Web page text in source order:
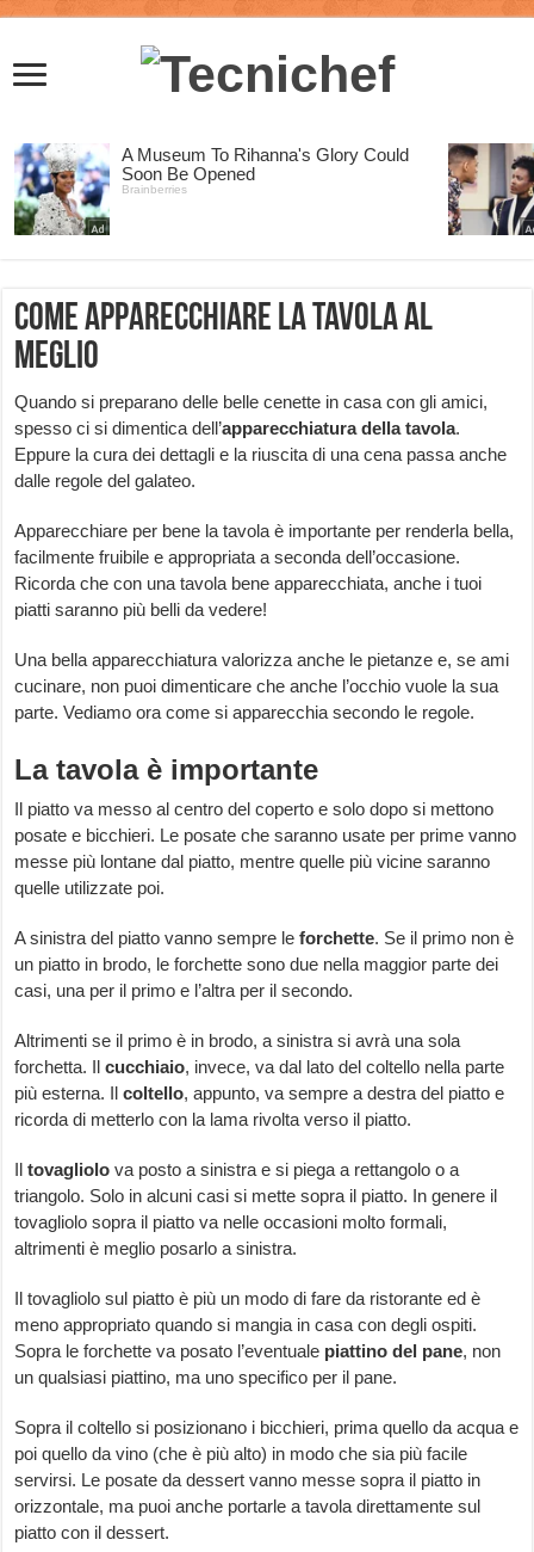
Come apparecchiare la tavola al
meglio
Quando si preparano delle belle cenette in casa con gli amici,
spesso ci si dimentica dell’apparecchiatura della tavola.
Eppure la cura dei dettagli e la riuscita di una cena passa anche
dalle regole del galateo.
Apparecchiare per bene la tavola è importante per renderla bella,
facilmente fruibile e appropriata a seconda dell’occasione.
Ricorda che con una tavola bene apparecchiata, anche i tuoi
piatti saranno più belli da vedere!
Una bella apparecchiatura valorizza anche le pietanze e, se ami
cucinare, non puoi dimenticare che anche l’occhio vuole la sua
parte. Vediamo ora come si apparecchia secondo le regole.
La tavola è importante
Il piatto va messo al centro del coperto e solo dopo si mettono
posate e bicchieri. Le posate che saranno usate per prime vanno
messe più lontane dal piatto, mentre quelle più vicine saranno
quelle utilizzate poi.
A sinistra del piatto vanno sempre leforchette. Se il primo non è
un piatto in brodo, le forchette sono due nella maggior parte dei
casi, una per il primo e l’altra per il secondo.
Altrimenti se il primo è in brodo, a sinistra si avrà una sola
forchetta. Ilcucchiaio, invece, va dal lato del coltello nella parte
più esterna. Ilcoltello, appunto, va sempre a destra del piatto e
ricorda di metterlo con la lama rivolta verso il piatto.
Iltovagliolo va posto a sinistra e si piega a rettangolo o a
triangolo. Solo in alcuni casi si mette sopra il piatto. In genere il
tovagliolo sopra il piatto va nelle occasioni molto formali,
altrimenti è meglio posarlo a sinistra.
Il tovagliolo sul piatto è più un modo di fare da ristorante ed è
meno appropriato quando si mangia in casa con degli ospiti.
Sopra le forchette va posato l’eventuale piattino del pane, non
un qualsiasi piattino, ma uno specifico per il pane.
Sopra il coltello si posizionano i bicchieri, prima quello da acqua e
poi quello da vino (che è più alto) in modo che sia più facile
servirsi. Le posate da dessert vanno messe sopra il piatto in
orizzontale, ma puoi anche portarle a tavola direttamente sul
piatto con il dessert.